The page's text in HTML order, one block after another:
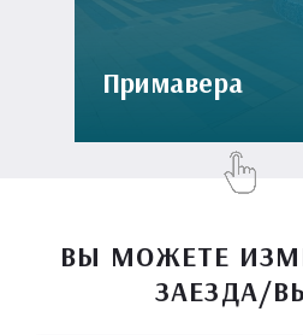
Примавера
ВЫ МОЖЕТЕ
ЗАЕЗДА/